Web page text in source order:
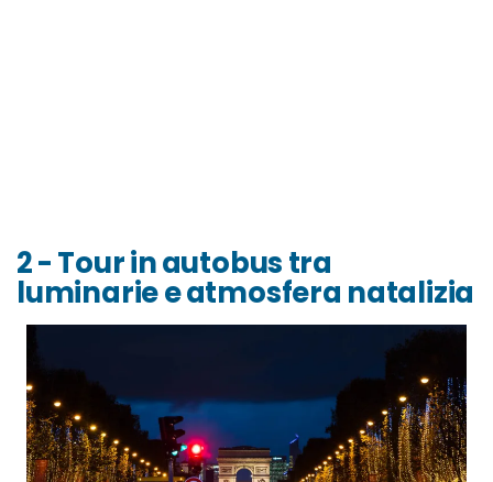
2 - Tour in autobus tra
luminarie e atmosfera natalizia